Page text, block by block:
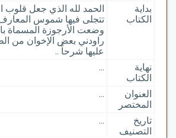
بداية
الكتاب
الحمد لله الذي جعل قلوب
تتجلى فيها شموس المعارف
وضعت الأرجوزة المسماة
راودني بعض الإخوان من
عليها شرحاً ..
نهاية
الكتاب
...
العنوان
المختصر
...
تاريخ
التصنيف
...